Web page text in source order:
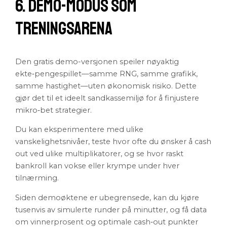
6. Demo-modus som
Treningsarena
Den gratis demo-versjonen speiler nøyaktig
ekte‑pengespillet—samme RNG, samme grafikk,
samme hastighet—uten økonomisk risiko. Dette
gjør det til et ideelt sandkassemiljø for å finjustere
mikro‑bet strategier.
Du kan eksperimentere med ulike
vanskelighetsnivåer, teste hvor ofte du ønsker å cash
out ved ulike multiplikatorer, og se hvor raskt
bankroll kan vokse eller krympe under hver
tilnærming.
Siden demoøktene er ubegrensede, kan du kjøre
tusenvis av simulerte runder på minutter, og få data
om vinnerprosent og optimale cash‑out punkter